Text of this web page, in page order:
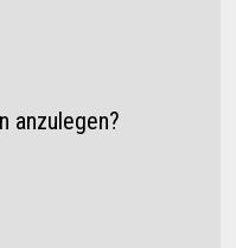
anzulegen?